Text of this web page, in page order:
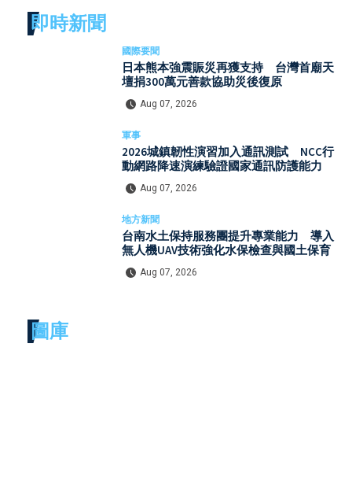
即時新聞
國際要聞
日本熊本強震賑災再獲支持 台灣首廟天
壇捐300萬元善款協助災後復原
Aug 07, 2026
軍事
2026城鎮韌性演習加入通訊測試 NCC行
動網路降速演練驗證國家通訊防護能力
Aug 07, 2026
地方新聞
台南水土保持服務團提升專業能力 導入
無人機UAV技術強化水保檢查與國土保育
Aug 07, 2026
圖庫